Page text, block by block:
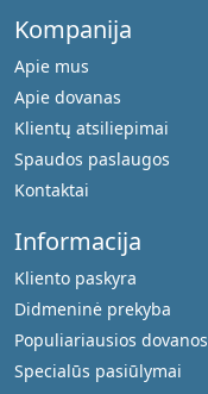
Kompanija
Apie mus
Apie dovanas
Klientų atsiliepimai
Spaudos paslaugos
Kontaktai
Informacija
Kliento paskyra
Didmeninė prekyba
Populiariausios dovanos
Specialūs pasiūlymai